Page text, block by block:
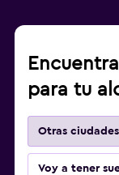
para tu
Otras ciudades
Voy a tener